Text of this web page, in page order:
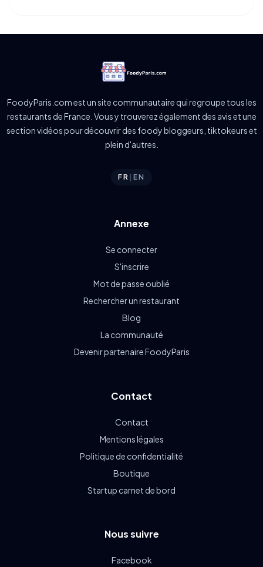
FoodyParis.com est un site communautaire qui regroupe tous les
restaurants de France. Vous y trouverez également des avis et une
section vidéos pour découvrir des foody bloggeurs, tiktokeurs et
plein d'autres.
FR |EN
Annexe
Se connecter
S'inscrire
Mot de passe oublié
Rechercher un restaurant
Blog
La communauté
Devenir partenaire FoodyParis
Contact
Contact
Mentions légales
Politique de confidentialité
Boutique
Startup carnet de bord
Nous suivre
Facebook